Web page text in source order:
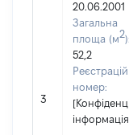
3
20.06.2001
Загальна
площа (м2):
52,2
номер: